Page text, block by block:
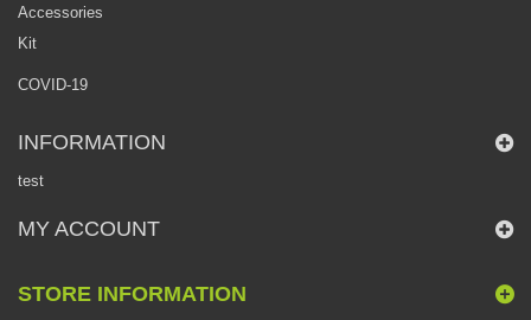
Accessories
Kit
COVID-19
INFORMATION
test
MY ACCOUNT
STORE INFORMATION